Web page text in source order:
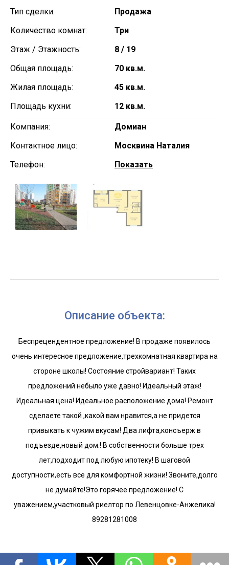
Тип сделки:
Продажа
Количество комнат:
Три
Этаж / Этажность:
8 / 19
Общая площадь:
70 кв.м.
Жилая площадь:
45 кв.м.
Площадь кухни:
12 кв.м.
Компания:
Домиан
Контактное лицо:
Москвина Наталия
Телефон:
Показать
Описание объекта:
Беспрецендентное предложение! В продаже появилось
очень интересное предложение,трехкомнатная квартира на
стороне школы! Состояние стройвариант! Таких
предложений небыло уже давно! Идеальный этаж!
Идеальная цена! Идеальное расположение дома! Ремонт
сделаете такой ,какой вам нравится,а не придется
привыкать к чужим вкусам! Два лифта,консъерж в
подъезде,новый дом.! В собственности больше трех
лет,подходит под любую ипотеку! В шаговой
доступности,есть все для комфортной жизни! Звоните,долго
не думайте!Это горячее предложение! С
уважением,участковый риелтор по Левенцовке-Анжелика!
89281281008